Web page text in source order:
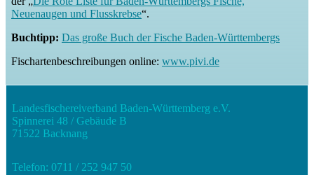
Neuenaugen und Flusskrebse“.
Buchtipp: Das große Buch der Fische Baden-Württembergs
Fischartenbeschreibungen online: www.pivi.de
Landesfischereiverband Baden-Württemberg e.V.
Spinnerei 48 / Gebäude B
71522 Backnang
Telefon: 0711 / 252 947 50